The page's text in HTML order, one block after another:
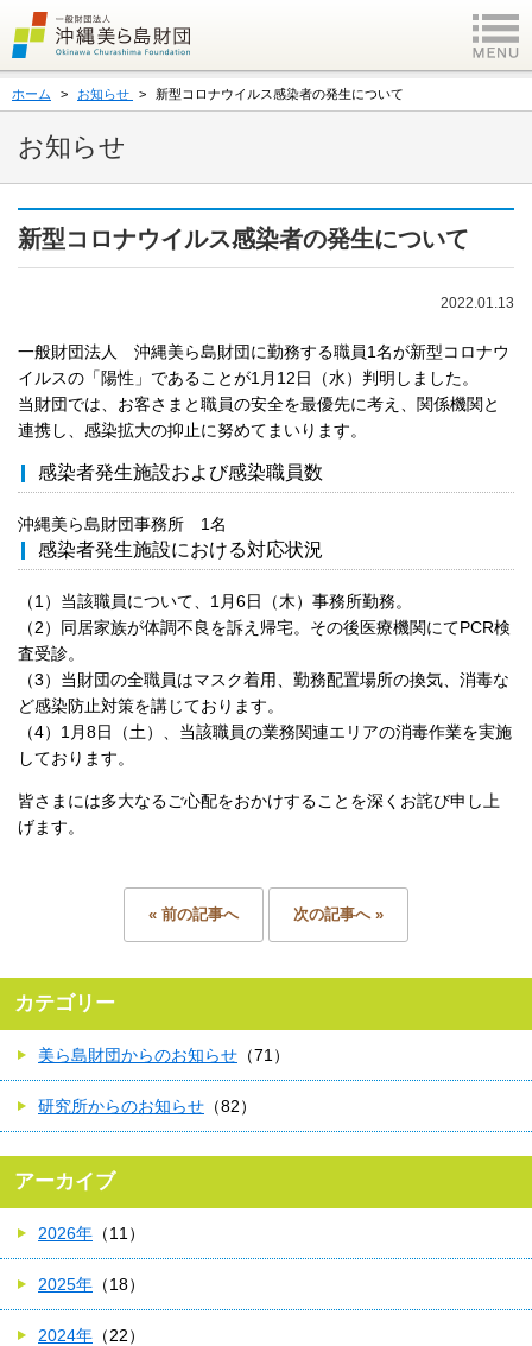
ホーム お知らせ 新型コロナウイルス感染者の発生について
お知らせ
新型コロナウイルス感染者の発生について
2022.01.13
一般財団法人 沖縄美ら島財団に勤務する職員1名が新型コロナウ
イルスの「陽性」であることが1月12日（水）判明しました。
当財団では、お客さまと職員の安全を最優先に考え、関係機関と
連携し、感染拡大の抑止に努めてまいります。
感染者発生施設および感染職員数
沖縄美ら島財団事務所 1名
感染者発生施設における対応状況
（1）当該職員について、1月6日（木）事務所勤務。
（2）同居家族が体調不良を訴え帰宅。その後医療機関にてPCR検
査受診。
（3）当財団の全職員はマスク着用、勤務配置場所の換気、消毒な
ど感染防止対策を講じております。
（4）1月8日（土）、当該職員の業務関連エリアの消毒作業を実施
しております。
皆さまには多大なるご心配をおかけすることを深くお詫び申し上
げます。
« 前の記事へ 次の記事へ »
カテゴリー
美ら島財団からのお知らせ （71）
研究所からのお知らせ （82）
アーカイブ
2026年 （11）
2025年 （18）
2024年 （22）